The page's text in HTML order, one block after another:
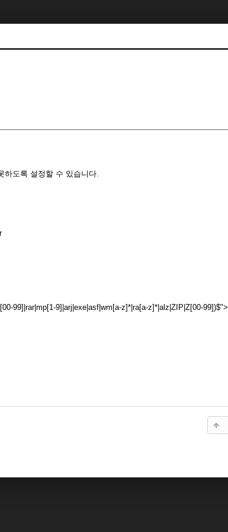
하도록 설정할 수 있습니다.
99]|rar|mp[1-9]|arj|exe|asf|wm[a-z]*|ra[a-z]*|alz|ZIP|Z[00-99])$">